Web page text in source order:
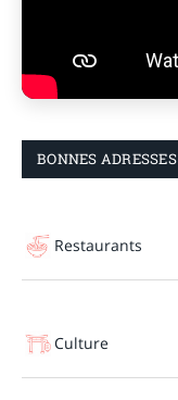
BONNES ADRESSES
Restaurants
Culture